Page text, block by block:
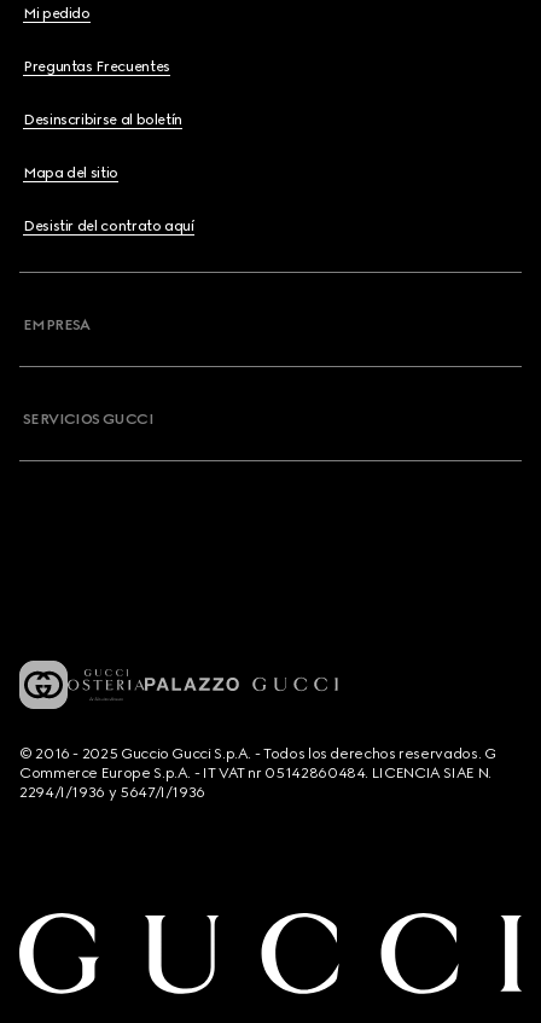
Mi pedido
Preguntas Frecuentes
Desinscribirse al boletín
Mapa del sitio
Desistir del contrato aquí
EMPRESA
SERVICIOS GUCCI
© 2016 - 2025 Guccio Gucci S.p.A. - Todos los derechos reservados. G
Commerce Europe S.p.A. - IT VAT nr 05142860484. LICENCIA SIAE N.
2294/I/1936 y 5647/I/1936